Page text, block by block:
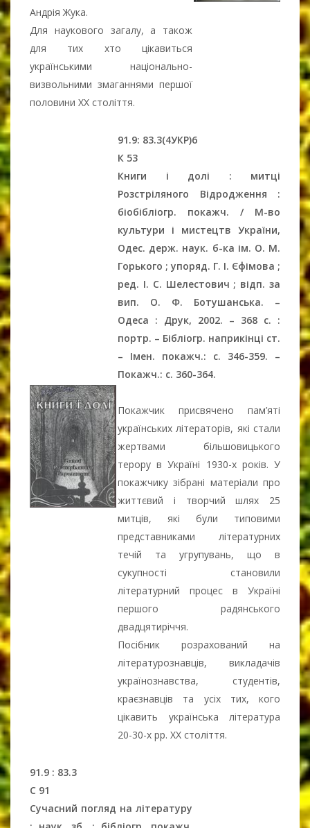
Андрія Жука.
Для наукового загалу, а також
для тих хто цікавиться
українськими національно-
визвольними змаганнями першої
половини ХХ століття.
91.9: 83.3(4УКР)6
К 53
Книги і долі : митці
Розстріляного Відродження :
біобібліогр. покажч. / М-во
культури і мистецтв України,
Одес. держ. наук. б-ка ім. О. М.
Горького ; упоряд. Г. І. Єфімова ;
ред. І. С. Шелестович ; відп. за
вип. О. Ф. Ботушанська. –
Одеса : Друк, 2002. – 368 с. :
портр. – Бібліогр. наприкінці ст.
– Імен. покажч.: с. 346-359. –
Покажч.: с. 360-364.
Покажчик присвячено пам’яті
українських літераторів, які стали
жертвами більшовицького
терору в Україні 1930-х років. У
покажчику зібрані матеріали про
життєвий і творчий шлях 25
митців, які були типовими
представниками літературних
течій та угрупувань, що в
сукупності становили
літературний процес в Україні
першого радянського
двадцятиріччя.
Посібник розрахований на
літературознавців, викладачів
українознавства, студентів,
краєзнавців та усіх тих, кого
цікавить українська література
20-30-х рр. ХХ століття.
91.9 : 83.3
С 91
Сучасний погляд на літературу